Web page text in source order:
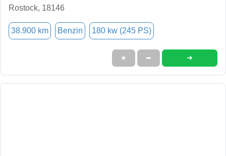
Rostock, 18146
38.900 km Benzin 180 kw (245 PS)
★ ➦ ➜